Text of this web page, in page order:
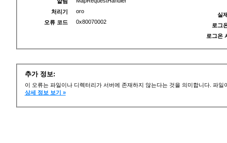
처리기
oro
오류 코드
0x80070002
실
로그
로그온
추가 정보:
이 오류는 파일이나 디렉터리가 서버에 존재하지 않는다는 것을 의미합니다. 파
상세 정보 보기 »